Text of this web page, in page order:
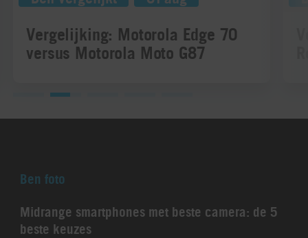
Vergelijking: Motorola Edge 70
versus Motorola Moto G87
Ben foto
Midrange smartphones met beste camera: de 5
beste keuzes